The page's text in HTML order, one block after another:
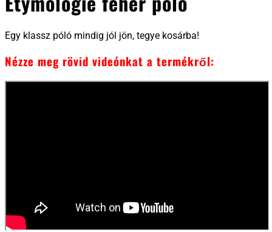
Egy klassz póló mindig jól jön, tegye kosárba!
Nézze meg rövid videónkat a termékről: